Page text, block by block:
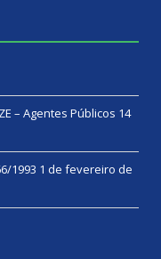
– Agentes Públicos 14
1993 1 de fevereiro de